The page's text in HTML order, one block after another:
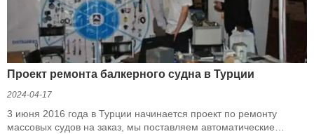
Проект ремонта балкерного судна в Турции
2024-04-17
3 июня 2016 года в Турции начинается проект по ремонту
массовых судов на заказ, мы поставляем автоматические